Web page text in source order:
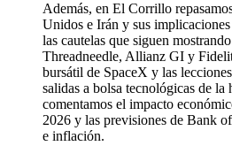
Además, en El Corrillo
Unidos e Irán y sus
las cautelas que siguen
Threadneedle, Allianz GI y
bursátil de SpaceX y las
salidas a bolsa tecnológicas de la
comentamos el impacto
2026 y las previsiones de Bank
e inflación.